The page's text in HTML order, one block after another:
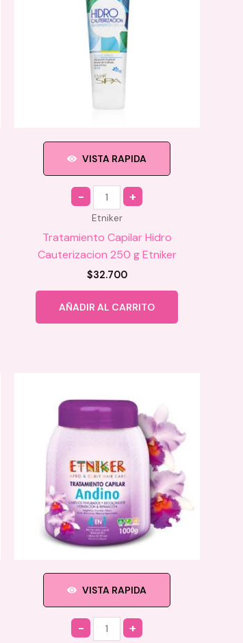
VISTA RAPIDA
Quantity
Etniker
Tratamiento Capilar Hidro
Cauterizacion 250 g Etniker
$32.700
AÑADIR AL CARRITO
VISTA RAPIDA
Quantity